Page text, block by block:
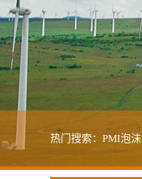
热门搜索： PMI泡沫